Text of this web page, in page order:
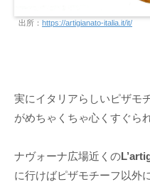
出所： https://artigianato-italia.it/it/
実にイタリアらしいピザモ
がめちゃくちゃ心くすぐら
ナヴォーナ広場近くの
に行けばピザモチーフ以外